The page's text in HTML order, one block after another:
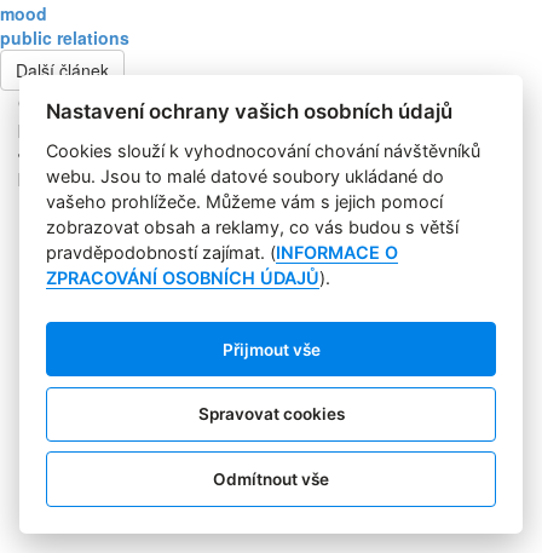
mood
public relations
Další článek
Copyright © 2004-2020 Focus Agency, s.r.o. Plné znění licenčních
podmínek. ISSN 1803-957X
Jakékoliv publikování, přebírání nebo šíření obsahu je bez
písemného souhlasu Focus Agency, s.r.o. zakázáno.
RSS 1
Štítky
Zpracování osobních údajů
Pro inzerenty
Kontakt
PR AGENTURA
COOKIES
Sledujte nás:
Nastavení ochrany vašich osobních údajů
Cookies slouží k vyhodnocování chování návštěvníků
webu. Jsou to malé datové soubory ukládané do
vašeho prohlížeče. Můžeme vám s jejich pomocí
zobrazovat obsah a reklamy, co vás budou s větší
pravděpodobností zajímat. (INFORMACE O
ZPRACOVÁNÍ OSOBNÍCH ÚDAJŮ).
Přijmout vše
Spravovat cookies
Odmítnout vše